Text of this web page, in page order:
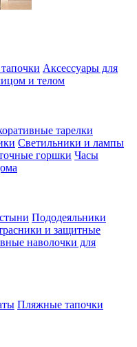
Аксессуары для
и телом
тарелки
Светильники и лампы
горшки Часы
Пододеяльники
и защитные
наволочки для
Пляжные тапочки